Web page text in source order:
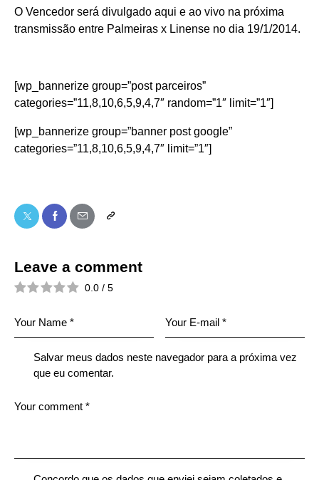
O Vencedor será divulgado aqui e ao vivo na próxima
transmissão entre Palmeiras x Linense no dia 19/1/2014.
[wp_bannerize group=”post parceiros”
categories=”11,8,10,6,5,9,4,7″ random=”1″ limit=”1″]
[wp_bannerize group=”banner post google”
categories=”11,8,10,6,5,9,4,7″ limit=”1″]
Leave a comment
0.0 / 5
Salvar meus dados neste navegador para a próxima vez
que eu comentar.